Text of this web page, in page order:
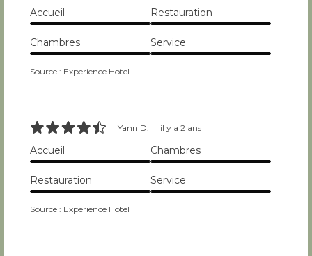
Accueil
Restauration
Chambres
Service
Source : Experience Hotel
9/10 Yann D. il y a 2 ans
Accueil
Chambres
Restauration
Service
Source : Experience Hotel